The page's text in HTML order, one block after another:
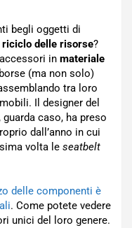
begli oggetti di
riciclo delle risorse?
in materiale
(ma non solo)
tra loro
Il designer del
caso, ha preso
dall’anno in cui
volta le seatbelt
delle componenti è
. Come potete vedere
unici del loro genere.